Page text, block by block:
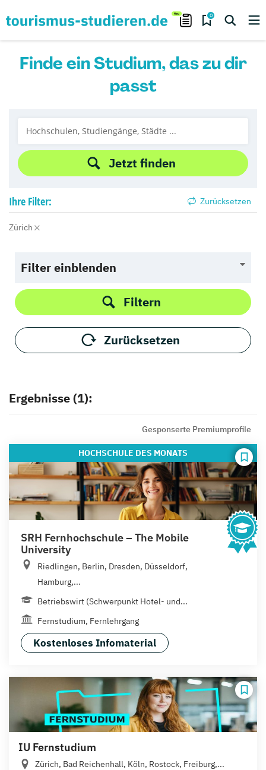
0
Finde ein Studium, das zu dir
passt
Jetzt finden
Ihre Filter: Zurücksetzen
Zürich
Filter einblenden
Filtern
Zurücksetzen
Ergebnisse (1):
Gesponserte Premiumprofile
HOCHSCHULE DES MONATS
SRH Fernhochschule – The Mobile
University
Riedlingen, Berlin, Dresden, Düsseldorf,
Hamburg,...
Betriebswirt (Schwerpunkt Hotel- und...
Fernstudium, Fernlehrgang
Kostenloses Infomaterial
IU Fernstudium
Zürich, Bad Reichenhall, Köln, Rostock, Freiburg,...